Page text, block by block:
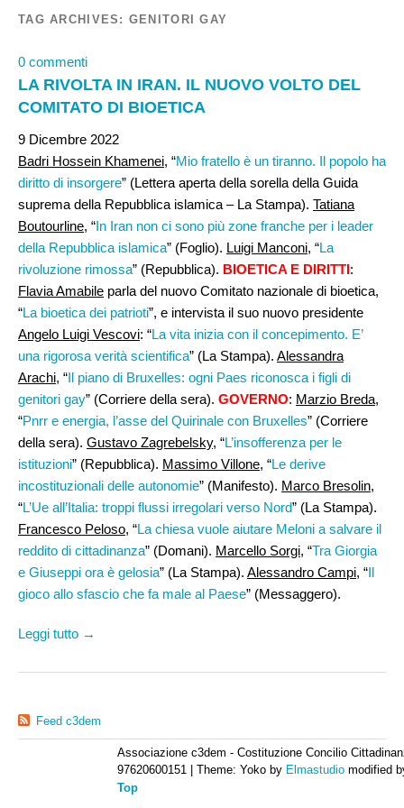
TAG ARCHIVES: GENITORI GAY
0 commenti
LA RIVOLTA IN IRAN. IL NUOVO VOLTO DEL
COMITATO DI BIOETICA
9 Dicembre 2022
Badri Hossein Khamenei, “Mio fratello è un tiranno. Il popolo ha
diritto di insorgere” (Lettera aperta della sorella della Guida
suprema della Repubblica islamica – La Stampa). Tatiana
Boutourline, “In Iran non ci sono più zone franche per i leader
della Repubblica islamica” (Foglio). Luigi Manconi, “La
rivoluzione rimossa” (Repubblica). BIOETICA E DIRITTI:
Flavia Amabile parla del nuovo Comitato nazionale di bioetica,
“La bioetica dei patrioti”, e intervista il suo nuovo presidente
Angelo Luigi Vescovi: “La vita inizia con il concepimento. E’
una rigorosa verità scientifica” (La Stampa). Alessandra
Arachi, “Il piano di Bruxelles: ogni Paes riconosca i figli di
genitori gay” (Corriere della sera). GOVERNO: Marzio Breda,
“Pnrr e energia, l’asse del Quirinale con Bruxelles” (Corriere
della sera). Gustavo Zagrebelsky, “L’insofferenza per le
istituzioni” (Repubblica). Massimo Villone, “Le derive
incostituzionali delle autonomie” (Manifesto). Marco Bresolin,
“L’Ue all’Italia: troppi flussi irregolari verso Nord” (La Stampa).
Francesco Peloso, “La chiesa vuole aiutare Meloni a salvare il
reddito di cittadinanza” (Domani). Marcello Sorgi, “Tra Giorgia
e Giuseppi ora è gelosia” (La Stampa). Alessandro Campi, “Il
gioco allo sfascio che fa male al Paese” (Messaggero).
Leggi tutto →
Feed c3dem
Associazione c3dem - Costituzione Concilio
97620600151
Theme: Yoko by Elmastudio modified
Top